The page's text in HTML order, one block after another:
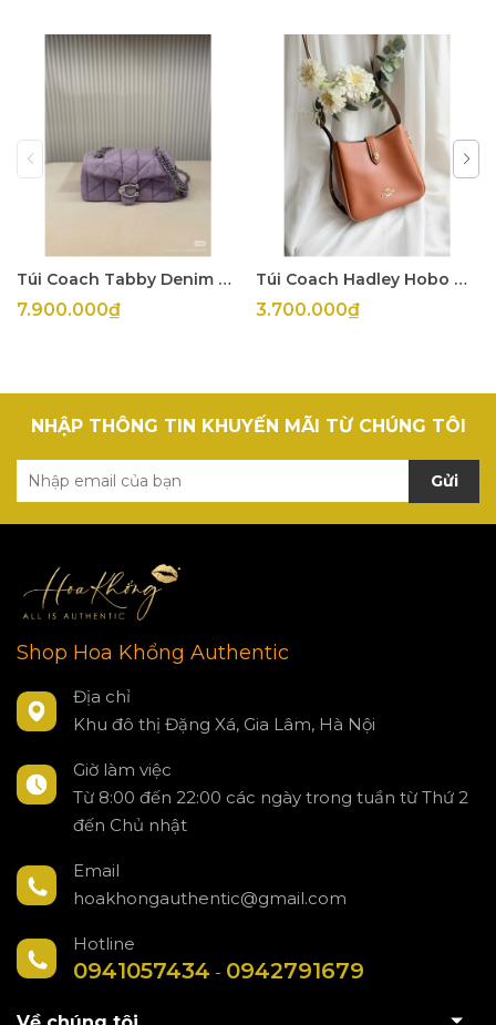
Túi Coach Tabby Denim Tím
7.900.000₫
Túi Coach Hadley Hobo Mini
3.700.000₫
NHẬP THÔNG TIN KHUYẾN MÃI TỪ CHÚNG TÔI
Gửi
Shop Hoa Khổng Authentic
Địa chỉ
Khu đô thị Đặng Xá, Gia Lâm, Hà Nội
Giờ làm việc
Từ 8:00 đến 22:00 các ngày trong tuần từ Thứ 2
đến Chủ nhật
Email
hoakhongauthentic@gmail.com
Hotline
0941057434 - 0942791679